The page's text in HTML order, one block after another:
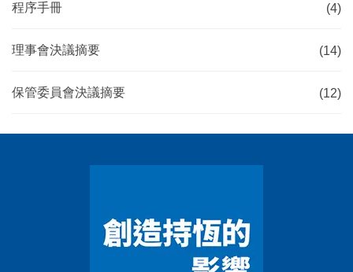
程序手冊 (4)
理事會決議摘要 (14)
保管委員會決議摘要 (12)